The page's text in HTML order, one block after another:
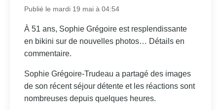
Publié le mardi 19 mai à 04:54
À 51 ans, Sophie Grégoire est resplendissante
en bikini sur de nouvelles photos… Détails en
commentaire.
Sophie Grégoire-Trudeau a partagé des images
de son récent séjour détente et les réactions sont
nombreuses depuis quelques heures.